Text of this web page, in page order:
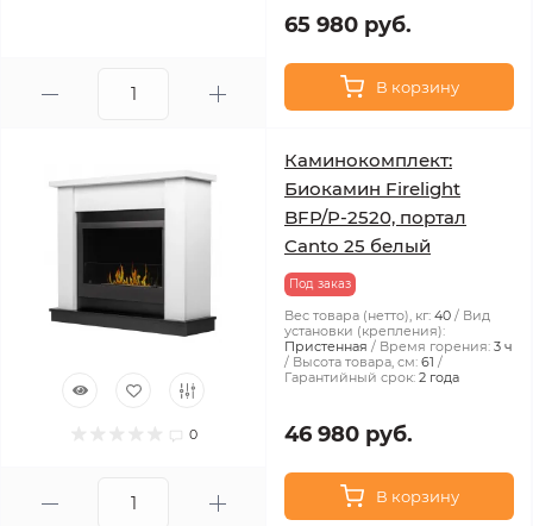
65 980 руб.
В корзину
0
Каминокомплект:
Биокамин Firelight
BFP/P-2520, портал
Canto 25 белый
Под заказ
Вес товара (нетто), кг: 40
Вид
установки (крепления):
Пристенная
Время горения: 3 ч
Высота товара, см: 61
Гарантийный срок: 2 года
46 980 руб.
В корзину